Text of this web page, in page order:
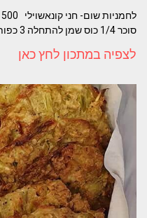
סוכר 1/4 כוס שמן להתחלה 3 כפות שמן לסוף 1כוס מים פושרים/חלב
לצפיה במתכון לחץ כאן